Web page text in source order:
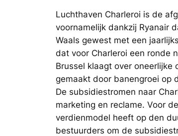
Luchthaven Charleroi is de
voornamelijk dankzij Ryanair
Waals gewest met een
dat voor Charleroi een ronde
Brussel klaagt over
gemaakt door banengroei op
De subsidiestromen naar
marketing en reclame. Voor
verdienmodel heeft op den
bestuurders om de